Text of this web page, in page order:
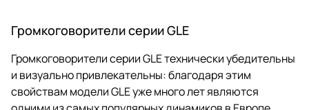
Громкоговорители серии GLE
Громкоговорители серии GLE технически убедительны
и визуально привлекательны: благодаря этим
свойствам модели GLE уже много лет являются